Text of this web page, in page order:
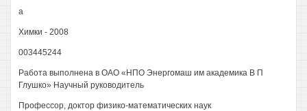
а
Химки - 2008
003445244
Работа выполнена в ОАО «НПО Энергомаш им академика В П
Глушко» Научный руководитель
Профессор, доктор физико-математических наук